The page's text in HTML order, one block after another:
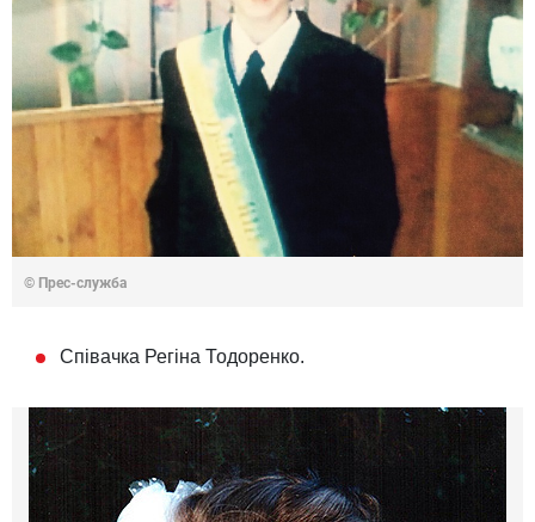
© Прес-служба
Співачка Регіна Тодоренко.